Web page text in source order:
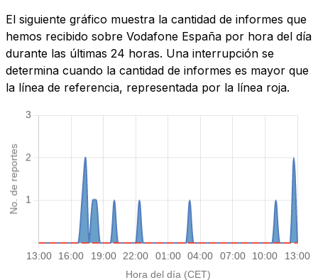
El siguiente gráfico muestra la cantidad de informes que
hemos recibido sobre Vodafone España por hora del día
durante las últimas 24 horas. Una interrupción se
determina cuando la cantidad de informes es mayor que
la línea de referencia, representada por la línea roja.